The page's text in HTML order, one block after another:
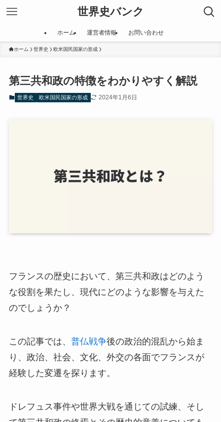
世界史バンク
ホーム 運営者情報 お問い合わせ
ホーム 世界史 欧米国民国家の形成
第三共和政の特徴をわかりやすく解説
世界史 欧米国民国家の形成 2024年1月6日
フランスの歴史において、第三共和政はどのよう
な役割を果たし、現代にどのような影響を与えた
のでしょうか？
この記事では、 普仏戦争後の政治的混乱から始ま
り、政治、社会、文化、外交の各面でフランスが
経験した変遷を探ります。
ドレフュス事件や世界大戦を通じての試練、そし